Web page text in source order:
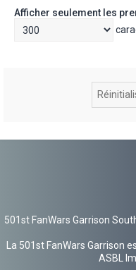
Afficher seulement les
501st FanWars Garrison
La 501st FanWars Garrison
ASBL